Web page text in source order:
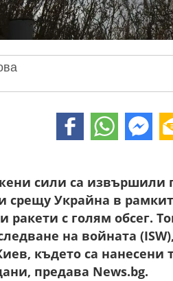
сили са извършили
срещу Украйна в
ракети с голям обсег.
на войната
където са
предава News.bg.